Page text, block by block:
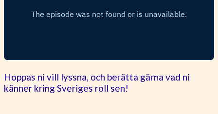
Hoppas ni vill lyssna, och berätta gärna vad ni
känner kring Sveriges roll sen!